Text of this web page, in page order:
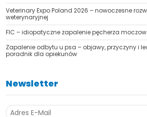
Veterinary Expo Poland 2026 – nowoczesne
weterynaryjnej
FIC – idiopatyczne zapalenie pęcherza
Zapalenie odbytu u psa – objawy, przyczyny i
poradnik dla opiekunów
Newsletter